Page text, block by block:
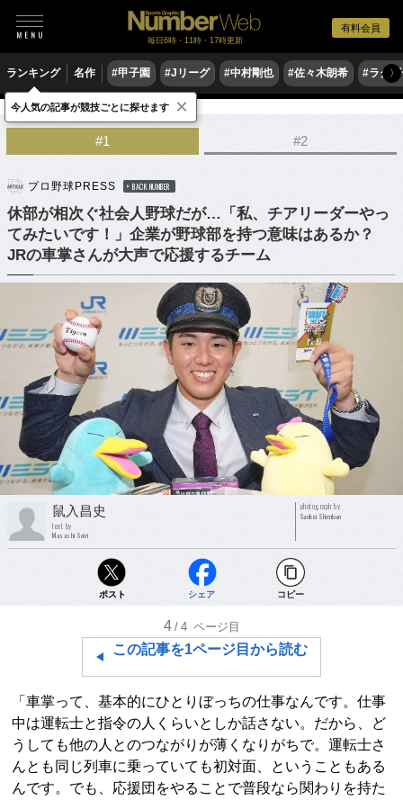
有料会員
毎日6時・11時・17時更新
ランキング 名作 #甲子園 #Jリーグ #中村剛也 #佐々木朗希 #ラグ〉
野球 プロ野球 ドラフト会議
#1 #2
プロ野球PRESS BACK NUMBER
休部が相次ぐ社会人野球だが…「私、チアリーダーやっ
てみたいです！」企業が野球部を持つ意味はあるか？
JRの車掌さんが大声で応援するチーム
鼠入昌史
text by
Masashi Soiri
photograph by
Sankei Shimbun
ポスト シェア コピー
4 /4 ページ目
この記事を1ページ目から読む
「車掌って、基本的にひとりぼっちの仕事なんです。仕事
中は運転士と指令の人くらいとしか話さない。だから、ど
うしても他の人とのつながりが薄くなりがちで。運転士さ
んとも同じ列車に乗っていても初対面、ということもある
んです。でも、応援団をやることで普段なら関わりを持た
今人気の記事が競技ごとに探せます ×